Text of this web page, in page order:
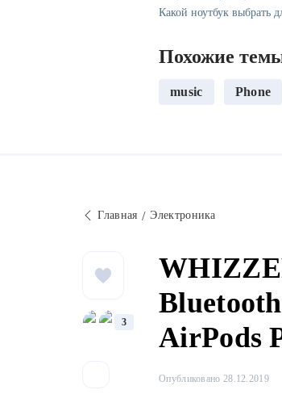
Какой ноутбук выбрать
Похожие
music Phone
Главная Электроника
3
AirPods
Опубликовано 28.12.2019